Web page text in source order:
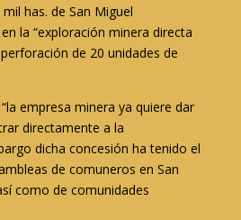
has. de San Miguel
la “exploración minera directa
de 20 unidades de
empresa minera ya quiere dar
directamente a la
dicha concesión ha tenido el
de comuneros en San
como de comunidades